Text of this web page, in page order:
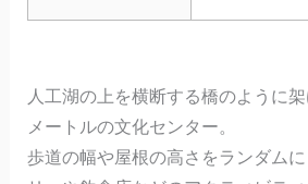
人工湖の上を横断する橋のように
メートルの文化センター。
歩道の幅や屋根の高さをランダム